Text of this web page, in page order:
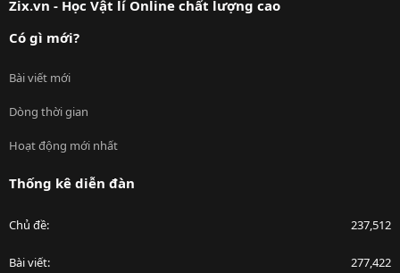
Zix.vn - Học Vật lí Online chất lượng cao
Có gì mới?
Bài viết mới
Dòng thời gian
Hoạt động mới nhất
Thống kê diễn đàn
Chủ đề 237,512
Bài viết 277,422